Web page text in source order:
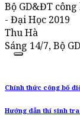
Bộ GD&ĐT
- Đại Học 2019
Thu Hà
Sáng 14/7, Bộ
Chính thức công bố
Hướng dẫn thí sinh